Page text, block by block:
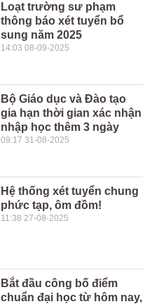
Loạt trường sư phạm
thông báo xét tuyển bổ
sung năm 2025
14:03 08-09-2025
Bộ Giáo dục và Đào tạo
gia hạn thời gian xác nhận
nhập học thêm 3 ngày
09:17 31-08-2025
Hệ thống xét tuyển chung
phức tạp, ôm đồm!
11:38 27-08-2025
Bắt đầu công bố điểm
chuẩn đại học từ hôm nay,